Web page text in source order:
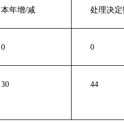
本年增/减 处理决定
0 0
30 44